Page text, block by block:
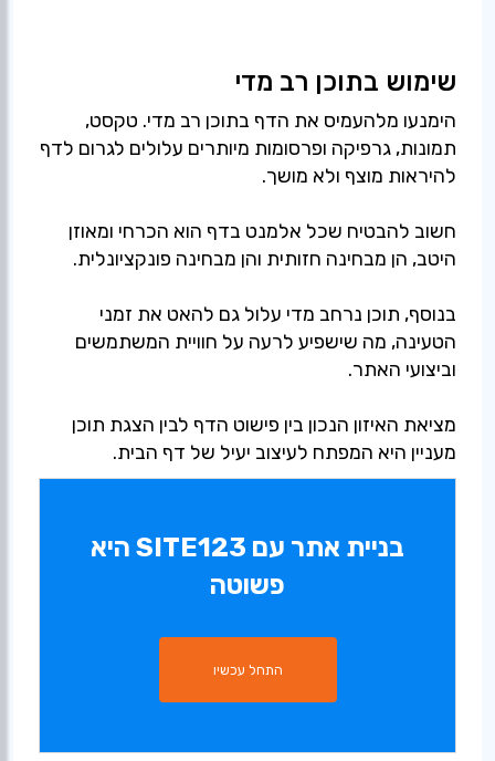
שימוש בתוכן רב מדי
הימנעו מלהעמיס את הדף בתוכן רב מדי. טקסט,
תמונות, גרפיקה ופרסומות מיותרים עלולים לגרום לדף
להיראות מוצף ולא מושך.
חשוב להבטיח שכל אלמנט בדף הוא הכרחי ומאוזן
היטב, הן מבחינה חזותית והן מבחינה פונקציונלית.
בנוסף, תוכן נרחב מדי עלול גם להאט את זמני
הטעינה, מה שישפיע לרעה על חוויית המשתמשים
וביצועי האתר.
מציאת האיזון הנכון בין פישוט הדף לבין הצגת תוכן
מעניין היא המפתח לעיצוב יעיל של דף הבית.
בניית אתר עם SITE123 היא
פשוטה
התחל עכשיו